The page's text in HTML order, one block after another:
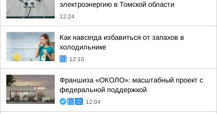
электроэнергию в Томской области
12:24
Как навсегда избавиться от запахов в
холодильнике
12:10
Франшиза «ОКОЛО»: масштабный проект с
федеральной поддержкой
12:04